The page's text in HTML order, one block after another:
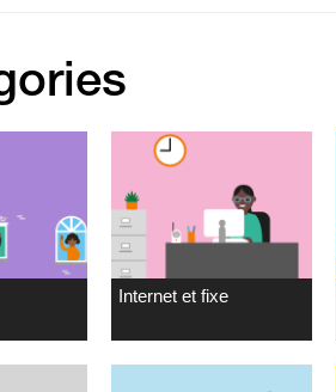
Internet et fixe